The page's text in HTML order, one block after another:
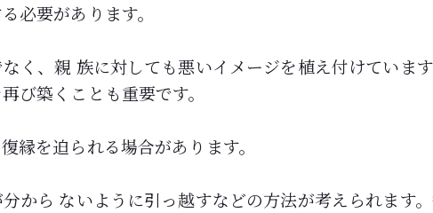
必要があります。
く、親 族に対しても悪いイメージを植え付けていま
び築くことも重要です。
縁を迫られる場合があります。
から ないように引っ越すなどの方法が考えられます